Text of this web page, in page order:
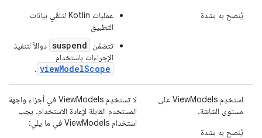
يُنصح به بشدة
عمليات Kotlin لتلقّي بيانات
التطبيق
تتضمّن
suspend دوالاً لتنفيذ
الإجراءات باستخدام
viewModelScope
.
استخدِم ViewModels على
مستوى الشاشة.
يُنصح به بشدة
لا تستخدِم ViewModels في أجزاء واجهة
المستخدم القابلة لإعادة الاستخدام. يجب
استخدام ViewModels في ما يلي: